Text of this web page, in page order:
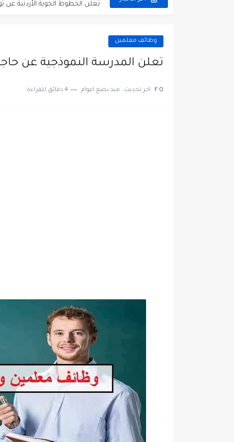
تعلن مؤسسة التعليم لأجل
وظائف معلمين
تعلن المدرسة النموذجية عن
F.Q اخر تحديث : منذ بضع اعوام 4 دقائق للقراءة